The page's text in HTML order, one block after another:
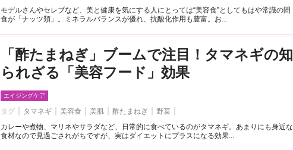
モデルさんやセレブなど、美と健康を気にする人にとっては“美容食”としてもはや常識の間
食が「ナッツ類」。ミネラルバランスが優れ、抗酸化作用も豊富。お...
「酢たまねぎ」ブームで注目！タマネギの知
られざる「美容フード」効果
エイジングケア
タグ タマネギ 美容食 美肌 酢たまねぎ
野菜
カレーや煮物、マリネやサラダなど、日常的に食べているのがタマネギ。あまりにも身近な
食材なので見過ごされがちですが、実はダイエットにプラスになる効果...